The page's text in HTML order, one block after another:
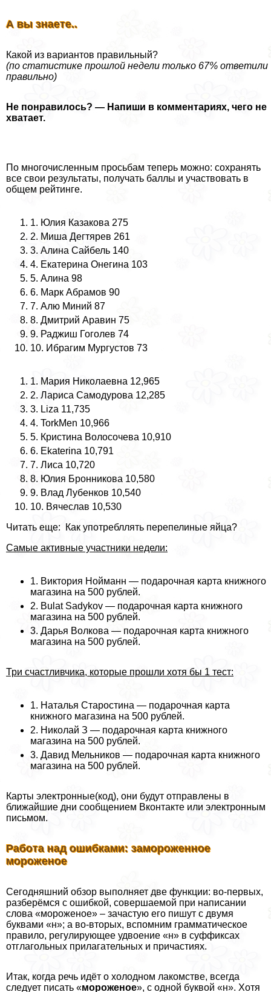
А вы знаете..
Какой из вариантов правильный?
(по статистике прошлой недели только 67% ответили
правильно)
Не понравилось? — Напиши в комментариях, чего не
хватает.
По многочисленным просьбам теперь можно: сохранять
все свои результаты, получать баллы и участвовать в
общем рейтинге.
1. Юлия Казакова 275
2. Миша Дегтярев 261
3. Алина Сайбель 140
4. Екатерина Онегина 103
5. Алина 98
6. Марк Абрамов 90
7. Алю Миний 87
8. Дмитрий Аравин 75
9. Раджиш Гоголев 74
10. Ибрагим Мургустов 73
1. Мария Николаевна 12,965
2. Лариса Самодурова 12,285
3. Liza 11,735
4. TorkMen 10,966
5. Кристина Волосочева 10,910
6. Ekaterina 10,791
7. Лиса 10,720
8. Юлия Бронникова 10,580
9. Влад Лубенков 10,540
10. Вячеслав 10,530
Читать еще: Как употрeбллять перепелиные яйца?
Самые активные участники недели:
1. Виктория Нойманн — подарочная карта книжного
магазина на 500 рублей.
2. Bulat Sadykov — подарочная карта книжного
магазина на 500 рублей.
3. Дарья Волкова — подарочная карта книжного
магазина на 500 рублей.
Три счастливчика, которые прошли хотя бы 1 тест:
1. Наталья Старостина — подарочная карта
книжного магазина на 500 рублей.
2. Николай З — подарочная карта книжного
магазина на 500 рублей.
3. Давид Мельников — подарочная карта книжного
магазина на 500 рублей.
Карты электронные(код), они будут отправлены в
ближайшие дни сообщением Вконтакте или электронным
письмом.
Работа над ошибками: замороженное
мороженое
Сегодняшний обзор выполняет две функции: во-первых,
разберёмся с ошибкой, совершаемой при написании
слова «мороженое» – зачастую его пишут с двумя
буквами «н»; а во-вторых, вспомним грамматическое
правило, регулирующее удвоение «н» в суффиксах
отглагольных прилагательных и причастиях.
Итак, когда речь идёт о холодном лакомстве, всегда
следует писать «мороженое», с одной буквой «н». Хотя